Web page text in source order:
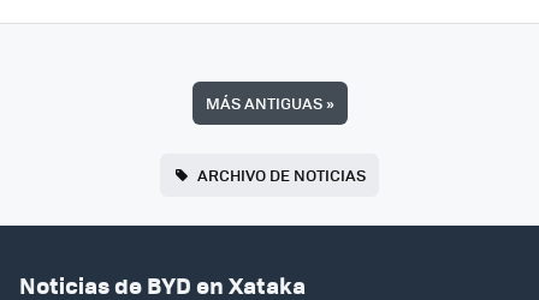
MÁS ANTIGUAS»
ARCHIVO DE NOTICIAS
Noticias de BYD en Xataka